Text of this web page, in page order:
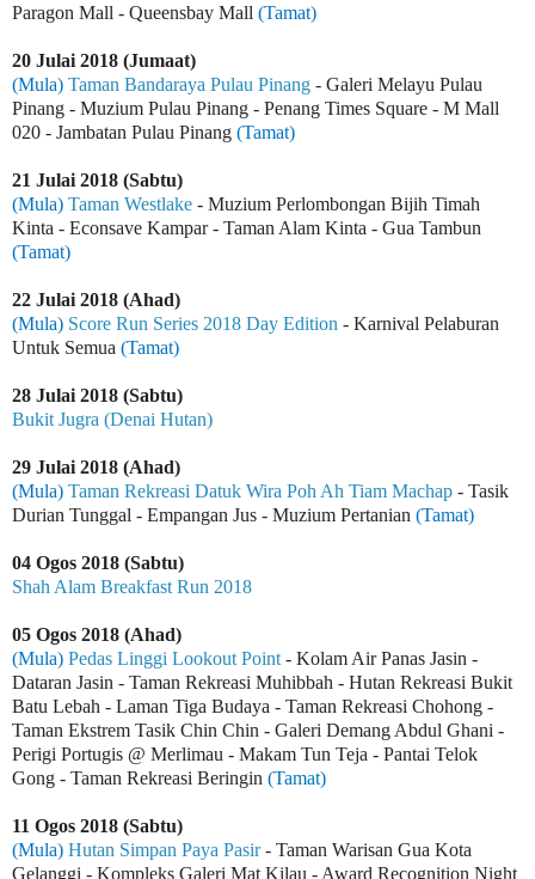
Paragon Mall - Queensbay Mall (Tamat)
20 Julai 2018 (Jumaat)
(Mula) Taman Bandaraya Pulau Pinang - Galeri Melayu Pulau
Pinang - Muzium Pulau Pinang - Penang Times Square - M Mall
020 - Jambatan Pulau Pinang (Tamat)
21 Julai 2018 (Sabtu)
(Mula) Taman Westlake - Muzium Perlombongan Bijih Timah
Kinta - Econsave Kampar - Taman Alam Kinta - Gua Tambun
(Tamat)
22 Julai 2018 (Ahad)
(Mula) Score Run Series 2018 Day Edition - Karnival Pelaburan
Untuk Semua (Tamat)
28 Julai 2018 (Sabtu)
Bukit Jugra (Denai Hutan)
29 Julai 2018 (Ahad)
(Mula) Taman Rekreasi Datuk Wira Poh Ah Tiam Machap - Tasik
Durian Tunggal - Empangan Jus - Muzium Pertanian (Tamat)
04 Ogos 2018 (Sabtu)
Shah Alam Breakfast Run 2018
05 Ogos 2018 (Ahad)
(Mula) Pedas Linggi Lookout Point - Kolam Air Panas Jasin -
Dataran Jasin - Taman Rekreasi Muhibbah - Hutan Rekreasi Bukit
Batu Lebah - Laman Tiga Budaya - Taman Rekreasi Chohong -
Taman Ekstrem Tasik Chin Chin - Galeri Demang Abdul Ghani -
Perigi Portugis @ Merlimau - Makam Tun Teja - Pantai Telok
Gong - Taman Rekreasi Beringin (Tamat)
11 Ogos 2018 (Sabtu)
(Mula) Hutan Simpan Paya Pasir- Taman Warisan Gua Kota
Gelanggi - Kompleks Galeri Mat Kilau - Award Recognition Night